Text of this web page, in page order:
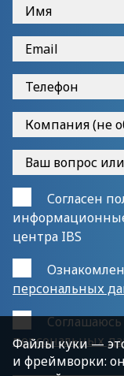
Согласен
информационные
центра IBS
персональных
персональных
Файлы куки —
и фреймворки: